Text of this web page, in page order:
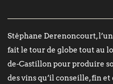
Stéphane Derenoncourt,
fait le tour de globe tout au
de-Castillon pour produire
des vins qu’il conseille, fin